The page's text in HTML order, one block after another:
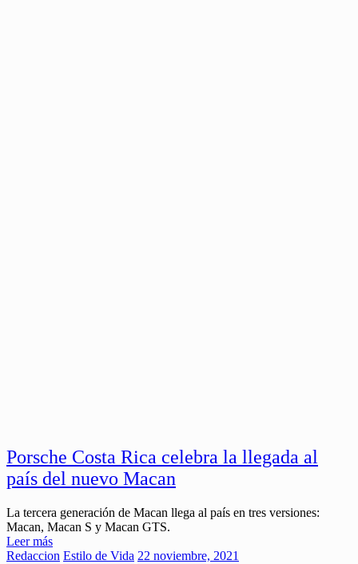
Porsche Costa Rica celebra la llegada al
país del nuevo Macan
La tercera generación de Macan llega al país en tres versiones:
Macan, Macan S y Macan GTS.
Leer más
Redaccion Estilo de Vida 22 noviembre, 2021